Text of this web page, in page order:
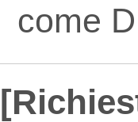
come